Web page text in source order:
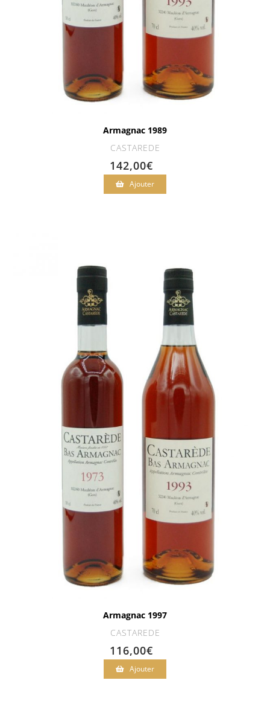
Armagnac 1989
CASTAREDE
142,00€
Ajouter
Armagnac 1997
CASTAREDE
116,00€
Ajouter